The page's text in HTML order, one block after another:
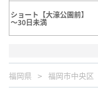
ショート【大濠公園前】
～30日未満
福岡県 福岡市中央区